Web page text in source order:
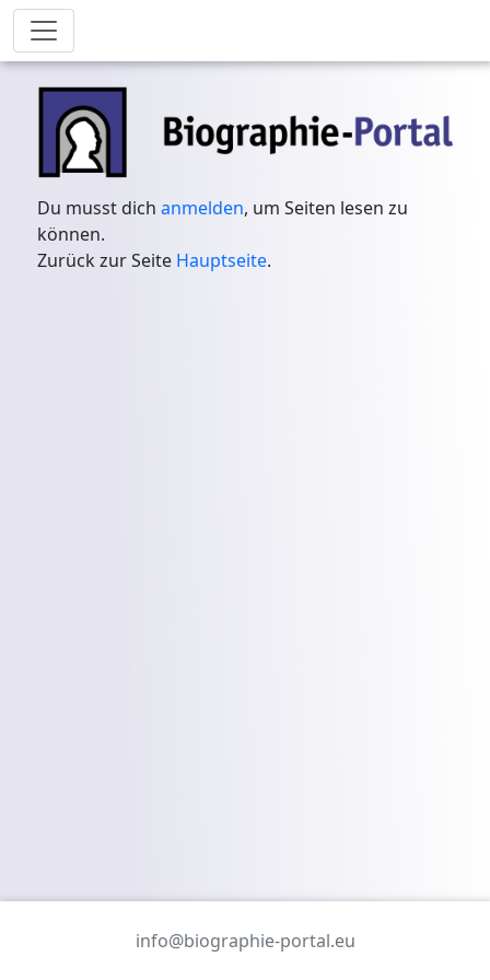
Du musst dichanmelden, um Seiten lesen zu
können.
Zurück zur Seite Hauptseite.
info@biographie-portal.eu